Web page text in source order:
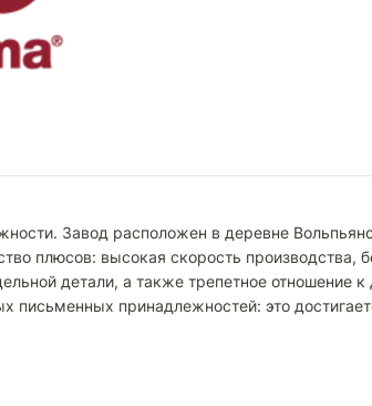
Завод расположен в деревне
плюсов: высокая скорость производства,
детали, а также трепетное отношение к
письменных принадлежностей: это